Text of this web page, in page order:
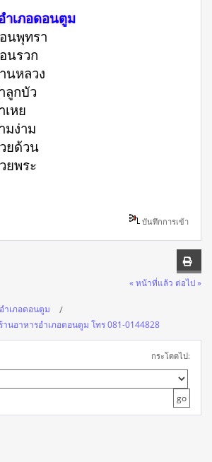
ำเภอดอนตูม
นพุทรา
นรวก
นหลวง
ลูกบัว
หย
มง่าม
ยด้วน
ยพระ
บันทึกการเข้า
« หน้าที่แล้ว ต่อไป »
อำเภอดอนตูม
นอาหารอำเภอดอนตูม โทร 081-0144828
กระโดดไป: